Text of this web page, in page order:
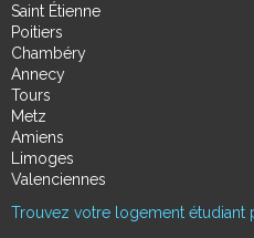
Saint Étienne
Poitiers
Chambéry
Annecy
Tours
Metz
Amiens
Limoges
Valenciennes
Trouvez votre logement étudiant